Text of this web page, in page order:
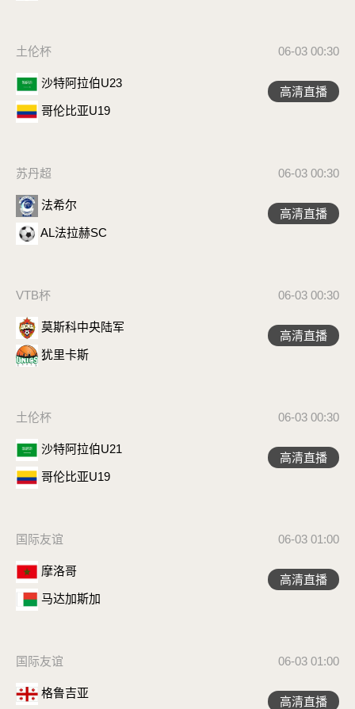
土伦杯 06-03 00:30
沙特阿拉伯U23
哥伦比亚U19
高清直播
苏丹超 06-03 00:30
法希尔
AL法拉赫SC
高清直播
VTB杯 06-03 00:30
莫斯科中央陆军
犹里卡斯
高清直播
土伦杯 06-03 00:30
沙特阿拉伯U21
哥伦比亚U19
高清直播
国际友谊 06-03 01:00
摩洛哥
马达加斯加
高清直播
国际友谊 06-03 01:00
格鲁吉亚
高清直播